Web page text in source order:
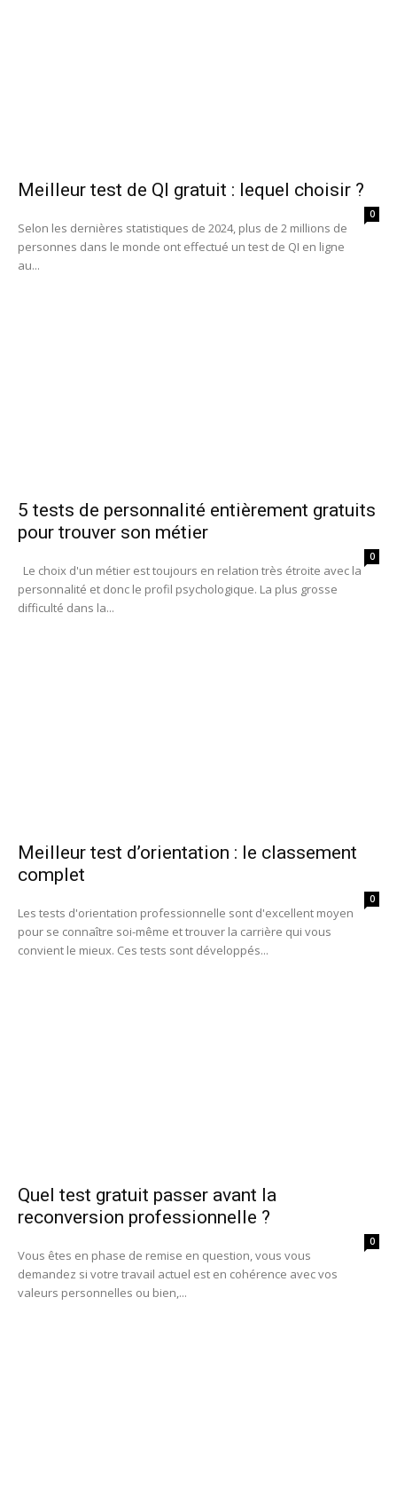
Meilleur test de QI gratuit : lequel choisir ?
0
Selon les dernières statistiques de 2024, plus de 2 millions de
personnes dans le monde ont effectué un test de QI en ligne
au...
5 tests de personnalité entièrement gratuits
pour trouver son métier
0
Le choix d'un métier est toujours en relation très étroite avec la
personnalité et donc le profil psychologique. La plus grosse
difficulté dans la...
Meilleur test d’orientation : le classement
complet
0
Les tests d'orientation professionnelle sont d'excellent moyen
pour se connaître soi-même et trouver la carrière qui vous
convient le mieux. Ces tests sont développés...
Quel test gratuit passer avant la
reconversion professionnelle ?
0
Vous êtes en phase de remise en question, vous vous
demandez si votre travail actuel est en cohérence avec vos
valeurs personnelles ou bien,...